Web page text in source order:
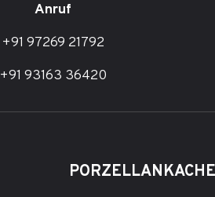
Anruf
+91 97269 21792
+91 93163 36420